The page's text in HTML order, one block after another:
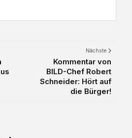
Nächste
Kommentar von
BILD-Chef Robert
Schneider: Hört auf
die Bürger!